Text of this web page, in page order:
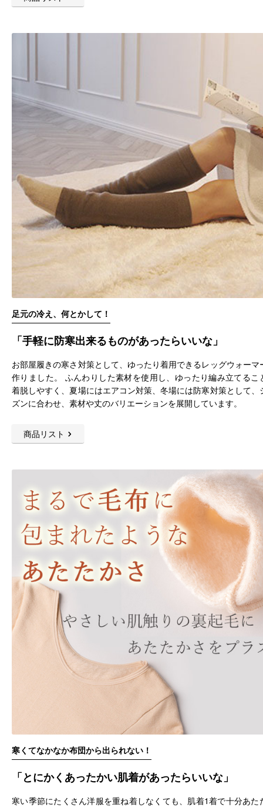
足元の冷え、何とかして！
「手軽に防寒出来るものがあったらいいな」
お部屋履きの寒さ対策として、ゆったり着用できるレッグウォーマ
作りました。 ふんわりした素材を使用し、ゆったり編み立てるこ
着脱しやすく、夏場にはエアコン対策、冬場には防寒対策として、
ズンに合わせ、素材や丈のバリエーションを展開しています。
商品リスト
寒くてなかなか布団から出られない！
「とにかくあったかい肌着があったらいいな」
寒い季節にたくさん洋服を重ね着しなくても、肌着1着で十分あた